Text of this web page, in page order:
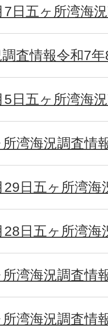
7日五ヶ所湾海
査情報令和7
5日五ヶ所湾海
湾海況調査情
29日五ヶ所湾海
28日五ヶ所湾海
湾海況調査情
湾海況調査情